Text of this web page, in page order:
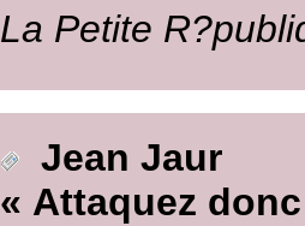
La Petite
Jean Jaur
« Attaquez